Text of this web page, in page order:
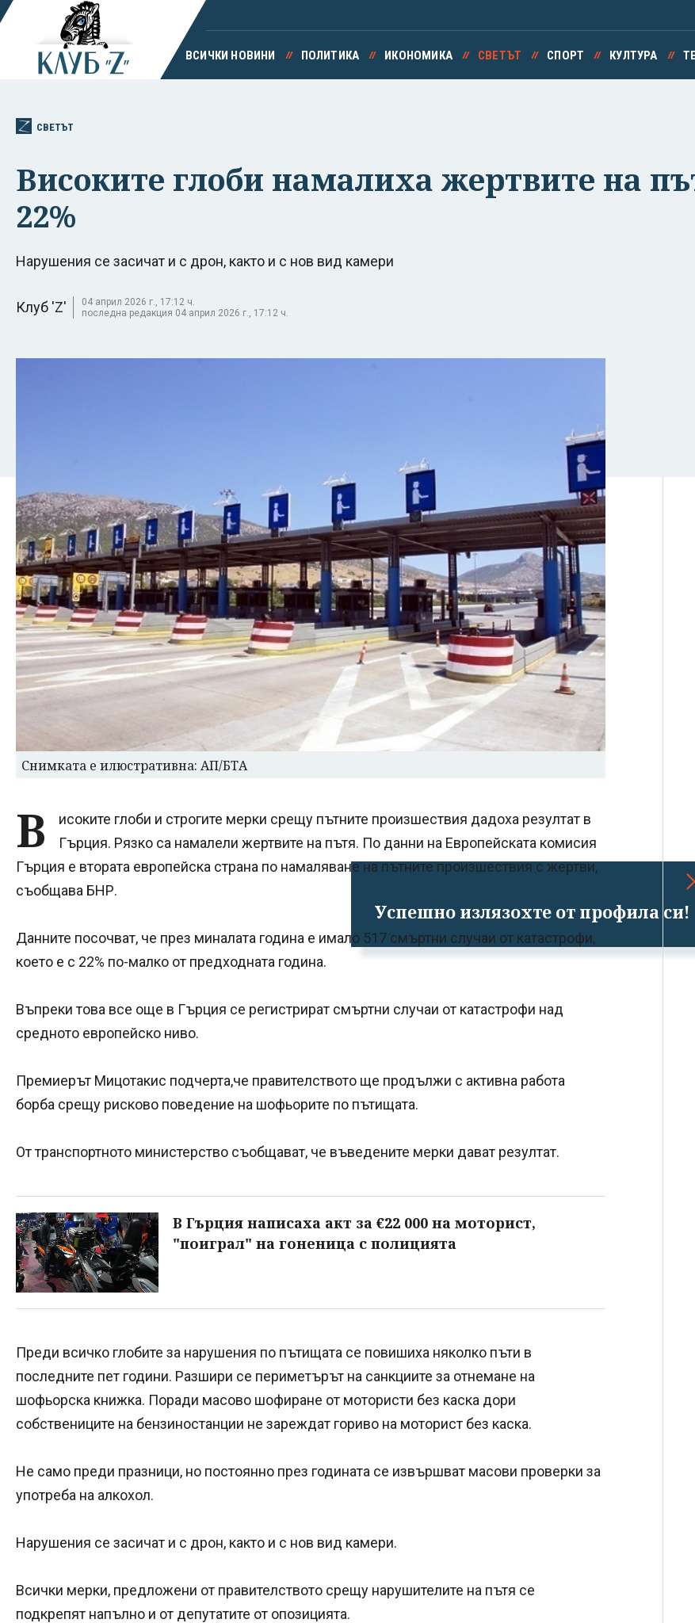
Успешно излязохте от профила си!
ВСИЧКИ НОВИНИ ПОЛИТИКА ИКОНОМИКА СВЕТЪТ СПОРТ КУЛТУРА
СВЕТЪТ
Високите глоби намалиха жертвите на
22%
Нарушения се засичат и с дрон, както и с нов вид камери
Клуб 'Z'
04 април 2026 г., 17:12 ч.
последна редакция 04 април 2026 г., 17:12 ч.
Снимката е илюстративна: АП/БТА
В
исоките глоби и строгите мерки срещу пътните произшествия дадоха резултат в
Гърция. Рязко са намалели жертвите на пътя. По данни на Европейската комисия
Гърция е втората европейска страна по намаляване на пътните произшествия с жертви,
съобщава БНР.
Данните посочват, че през миналата година е имало 517 смъртни случаи от катастрофи,
което е с 22% по-малко от предходната година.
Въпреки това все още в Гърция се регистрират смъртни случаи от катастрофи над
средното европейско ниво.
Премиерът Мицотакис подчерта,че правителството ще продължи с активна работа
борба срещу рисково поведение на шофьорите по пътищата.
От транспортното министерство съобщават, че въведените мерки дават резултат.
В Гърция написаха акт за €22 000 на моторист,
"поиграл" на гоненица с полицията
Преди всичко глобите за нарушения по пътищата се повишиха няколко пъти в
последните пет години. Разшири се периметърът на санкциите за отнемане на
шофьорска книжка. Поради масово шофиране от мотористи без каска дори
собствениците на бензиностанции не зареждат гориво на моторист без каска.
Не само преди празници, но постоянно през годината се извършват масови проверки за
употреба на алкохол.
Нарушения се засичат и с дрон, както и с нов вид камери.
Всички мерки, предложени от правителството срещу нарушителите на пътя се
подкрепят напълно и от депутатите от опозицията.